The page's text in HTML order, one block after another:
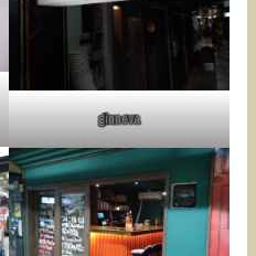
ginnova